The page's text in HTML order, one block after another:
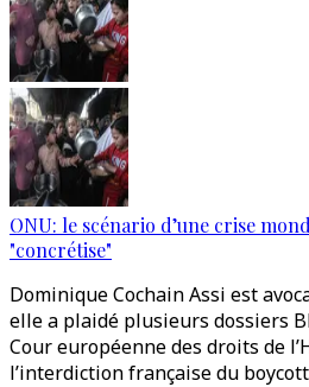
ONU: le scénario d’une crise
"concrétise"
Dominique Cochain Assi est
elle a plaidé plusieurs dossiers
Cour européenne des droits de
l’interdiction française du